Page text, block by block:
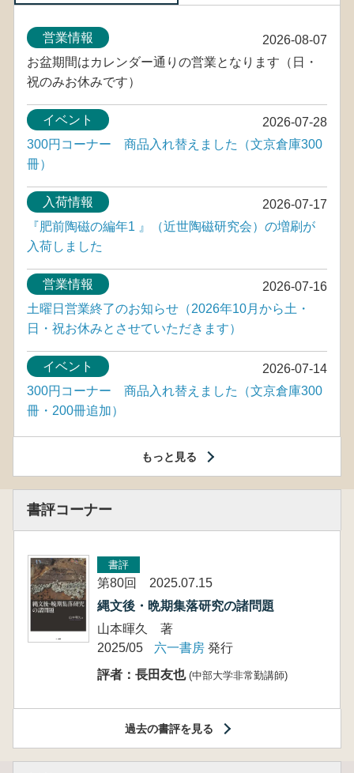
2026-08-07
営業情報
お盆期間はカレンダー通りの営業となります（日・
祝のみお休みです）
2026-07-28
イベント
300円コーナー 商品入れ替えました（文京倉庫300
冊）
2026-07-17
入荷情報
『肥前陶磁の編年1 』（近世陶磁研究会）の増刷が
入荷しました
2026-07-16
営業情報
土曜日営業終了のお知らせ（2026年10月から土・
日・祝お休みとさせていただきます）
2026-07-14
イベント
300円コーナー 商品入れ替えました（文京倉庫300
冊・200冊追加）
もっと見る
書評コーナー
書評
第80回 2025.07.15
縄文後・晩期集落研究の諸問題
山本暉久 著
2025/05
六一書房 発行
評者：長田友也 (中部大学非常勤講師)
過去の書評を見る